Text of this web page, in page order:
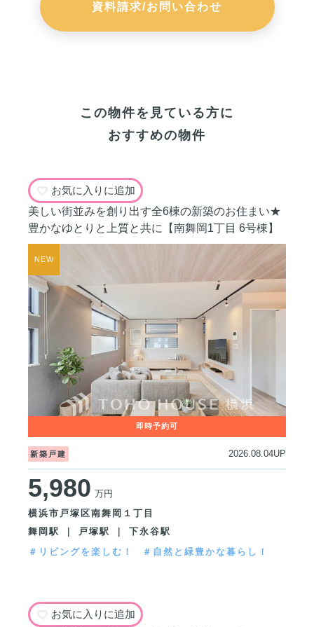
資料請求/お問い合わせ
この物件を見ている方に
おすすめの物件
お気に入りに追加
美しい街並みを創り出す全6棟の新築のお住まい★
豊かなゆとりと上質と共に【南舞岡1丁目 6号棟】
新築戸建 2026.08.04UP
5,980 万円
横浜市戸塚区南舞岡１丁目
舞岡駅 ｜ 戸塚駅 ｜ 下永谷駅
＃リビングを楽しむ！
＃自然と緑豊かな暮らし！
お気に入りに追加